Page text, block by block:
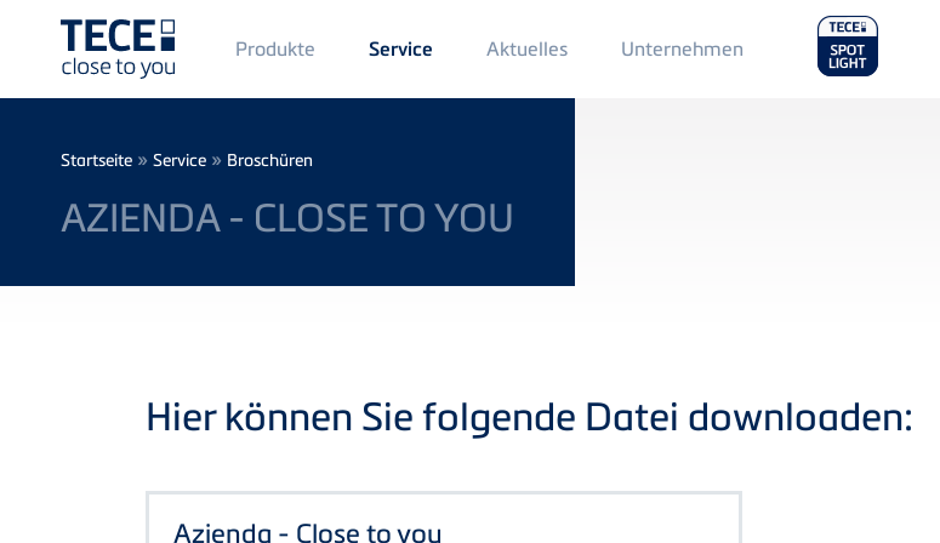
Main
Menü
1
Produkte Service Aktuelles Main
Menu
Unternehmen
Breadcrumb
Startseite » Service » Broschüren
AZIENDA - CLOSE TO YOU
Hier können Sie folgende Datei downloaden:
Azienda - Close to you